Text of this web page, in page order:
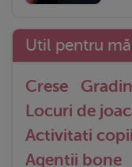
Util pentru
Crese
Locuri de
Activitati copii
Agentii bone